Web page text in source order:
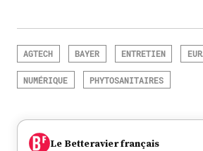
AGTECH BAYER ENTRETIEN
NUMÉRIQUE PHYTOSANITAIRES
Le Betteravier français